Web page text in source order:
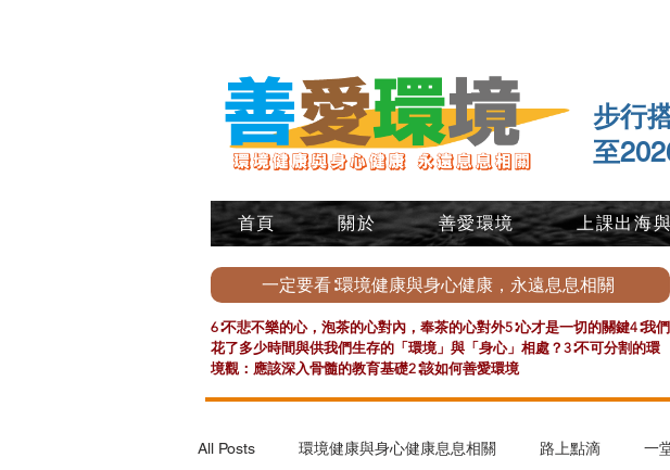
步行
至
首頁 關於 善愛環境 上課出海
一定要看∶環境健康與身心健康，永遠息息相關
6∶不悲不樂的心，泡茶的心對內，奉茶的心對外5∶心才是一切的關鍵4∶我們
花了多少時間與供我們生存的「環境」與「身心」相處？3∶不可分割的環
境觀：應該深入骨髓的教育基礎2∶該如何善愛環境
All Posts 環境健康與身心健康息息相關 路上點滴 一